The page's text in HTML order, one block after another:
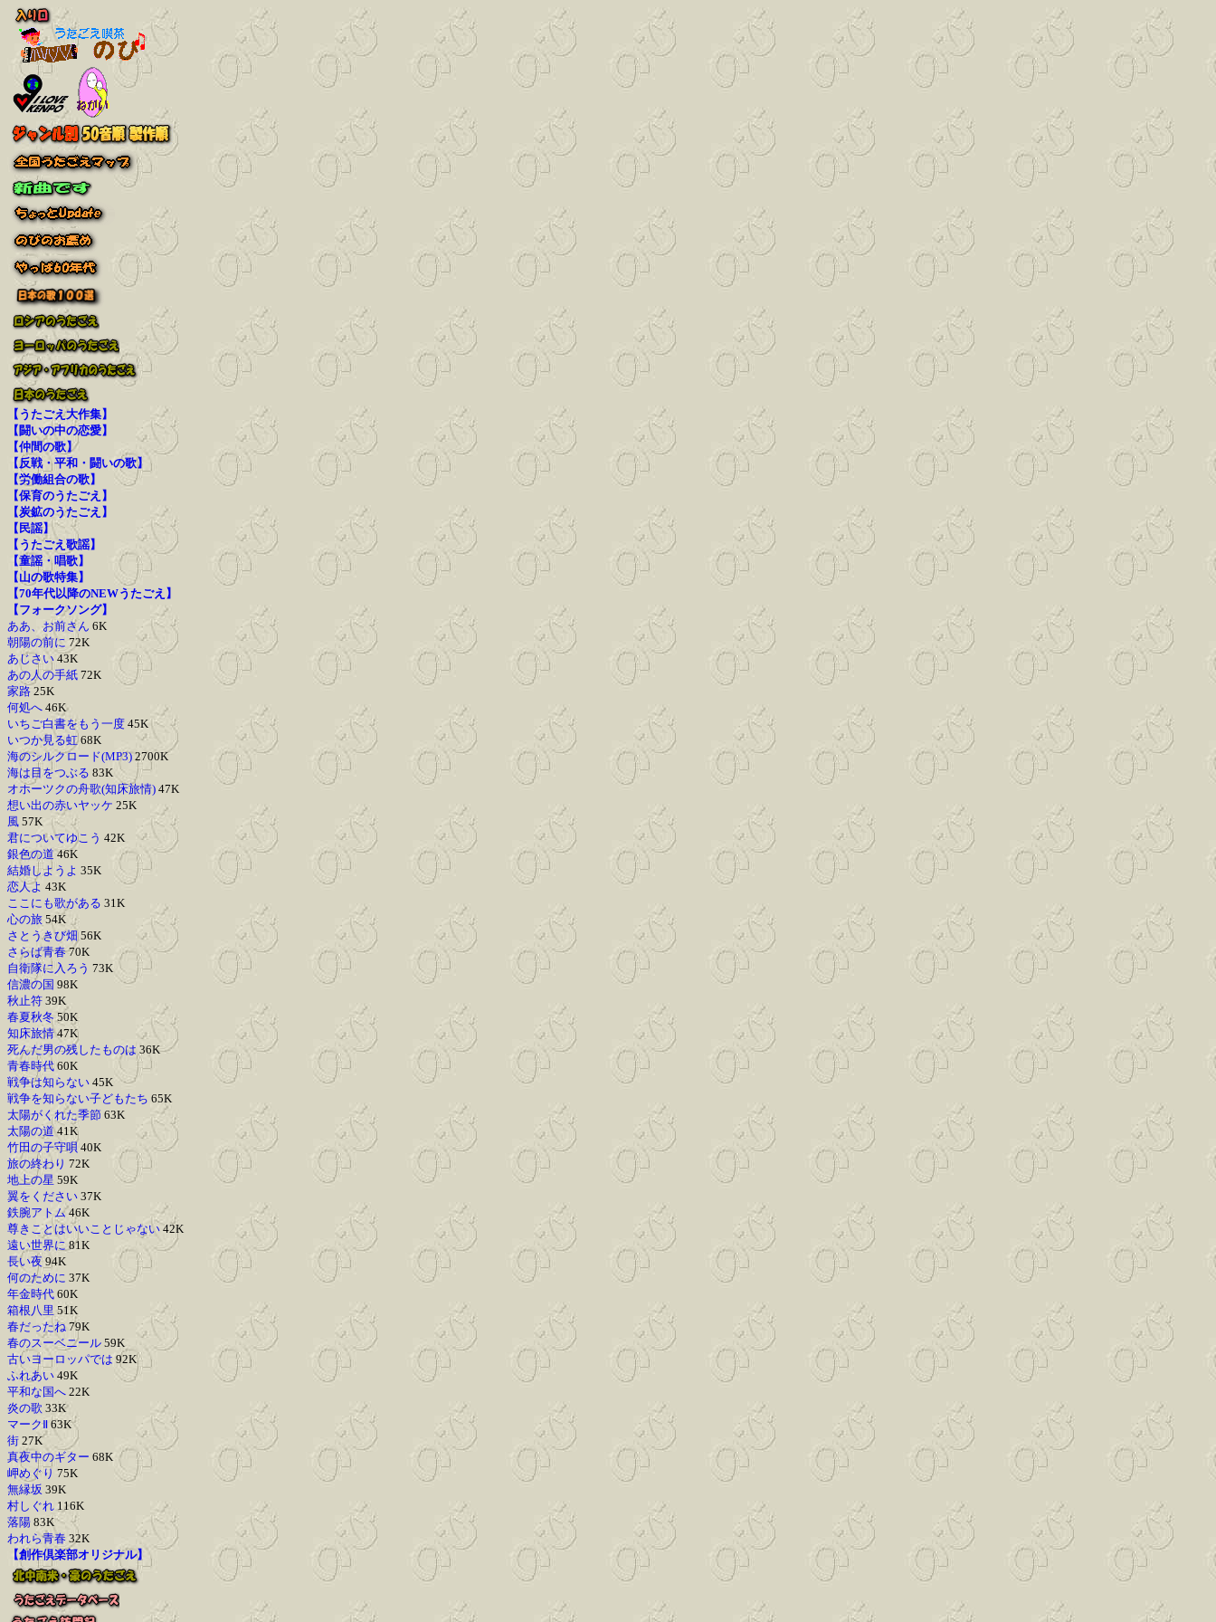
【うたごえ大作集】
【闘いの中の恋愛】
【仲間の歌】
【反戦・平和・闘いの歌】
【労働組合の歌】
【保育のうたごえ】
【炭鉱のうたごえ】
【民謡】
【うたごえ歌謡】
【童謡・唱歌】
【山の歌特集】
【70年代以降のNEWうたごえ】
【フォークソング】
ああ、お前さん 6K
朝陽の前に 72K
あじさい 43K
あの人の手紙 72K
家路 25K
何処へ 46K
いちご白書をもう一度 45K
いつか見る虹68K
海のシルクロード(MP3) 2700K
海は目をつぶる 83K
オホーツクの舟歌(知床旅情) 47K
想い出の赤いヤッケ 25K
風 57K
君についてゆこう 42K
銀色の道46K
結婚しようよ 35K
恋人よ 43K
ここにも歌がある 31K
心の旅 54K
さとうきび畑56K
さらば青春70K
自衛隊に入ろう 73K
信濃の国 98K
秋止符 39K
春夏秋冬50K
知床旅情 47K
死んだ男の残したものは 36K
青春時代 60K
戦争は知らない 45K
戦争を知らない子どもたち 65K
太陽がくれた季節 63K
太陽の道 41K
竹田の子守唄 40K
旅の終わり 72K
地上の星 59K
翼をください 37K
鉄腕アトム46K
尊きことはいいことじゃない 42K
遠い世界に 81K
長い夜94K
何のために 37K
年金時代 60K
箱根八里 51K
春だったね 79K
春のスーベニール 59K
古いヨーロッパでは 92K
ふれあい 49K
平和な国へ 22K
炎の歌 33K
マークⅡ 63K
街 27K
真夜中のギター 68K
岬めぐり 75K
無縁坂 39K
村しぐれ 116K
落陽 83K
われら青春 32K
【創作倶楽部オリジナル】